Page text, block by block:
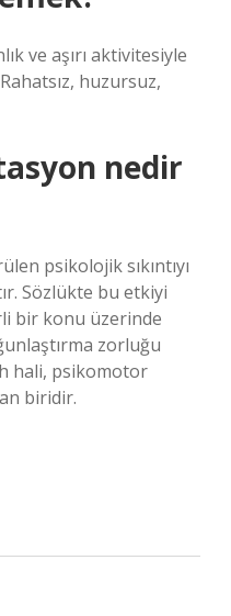
ve aşırı aktivitesiyle
huzursuz,
nedir
psikolojik sıkıntıyı
Sözlükte bu etkiyi
bir konu üzerinde
zorluğu
hali, psikomotor
biridir.